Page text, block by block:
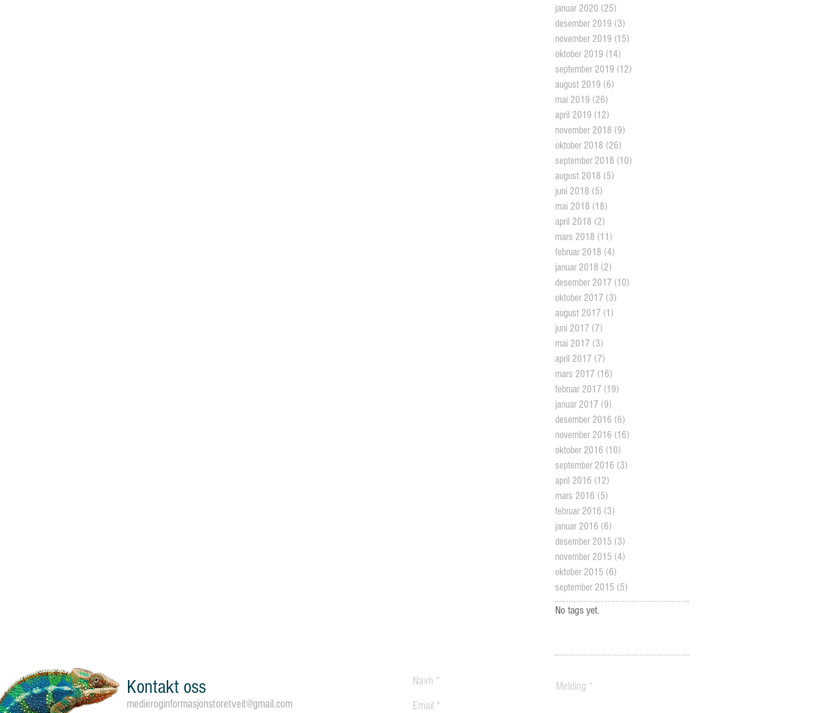
januar 2020 (25)
desember 2019 (3)
november 2019 (15)
oktober 2019 (14)
september 2019 (12)
august 2019 (6)
mai 2019 (26)
april 2019 (12)
november 2018 (9)
oktober 2018 (26)
september 2018 (10)
august 2018 (5)
juni 2018 (5)
mai 2018 (18)
april 2018 (2)
mars 2018 (11)
februar 2018 (4)
januar 2018 (2)
desember 2017 (10)
oktober 2017 (3)
august 2017 (1)
juni 2017 (7)
mai 2017 (3)
april 2017 (7)
mars 2017 (16)
februar 2017 (19)
januar 2017 (9)
desember 2016 (6)
november 2016 (16)
oktober 2016 (10)
september 2016 (3)
april 2016 (12)
mars 2016 (5)
februar 2016 (3)
januar 2016 (6)
desember 2015 (3)
november 2015 (4)
oktober 2015 (6)
september 2015 (5)
No tags yet.
Kontakt oss
medieroginformasjonstoretveit@gmail.com